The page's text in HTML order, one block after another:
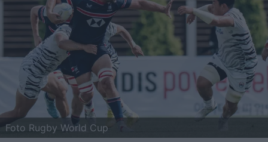
6 Nazioni
United Rugby Championship
Top14
Premiership
Champions Cup
Foto Rugby World Cup